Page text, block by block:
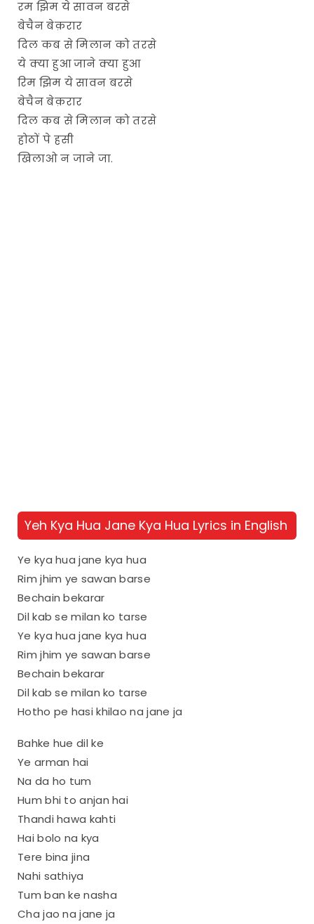
रम झिम ये सावन बरसे
बेचैन बेक़रार
दिल कब से मिलान को तरसे
ये क्या हुआ जाने क्या हुआ
रिम झिम ये सावन बरसे
बेचैन बेक़रार
दिल कब से मिलान को तरसे
होठों पे हसी
खिलाओ न जाने जा.
Yeh Kya Hua Jane Kya Hua Lyrics in English
Ye kya hua jane kya hua
Rim jhim ye sawan barse
Bechain bekarar
Dil kab se milan ko tarse
Ye kya hua jane kya hua
Rim jhim ye sawan barse
Bechain bekarar
Dil kab se milan ko tarse
Hotho pe hasi khilao na jane ja
Bahke hue dil ke
Ye arman hai
Na da ho tum
Hum bhi to anjan hai
Thandi hawa kahti
Hai bolo na kya
Tere bina jina
Nahi sathiya
Tum ban ke nasha
Cha jao na jane ja